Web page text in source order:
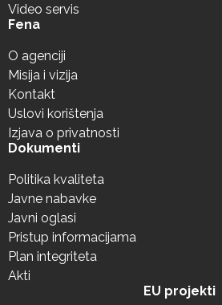
Video servis
Fena
O agenciji
Misija i vizija
Kontakt
Uslovi korištenja
Izjava o privatnosti
Dokumenti
Politika kvaliteta
Javne nabavke
Javni oglasi
Pristup informacijama
Plan integriteta
Akti
EU projekti